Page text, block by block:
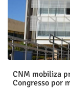
CNM mobiliza
Congresso por